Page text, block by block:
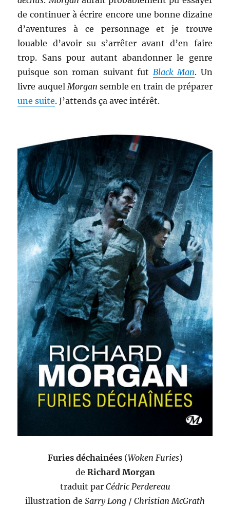
de continuer à écrire encore une bonne dizaine
d’aventures à ce personnage et je trouve
louable d’avoir su s’arrêter avant d’en faire
trop. Sans pour autant abandonner le genre
puisque son roman suivant fut Black Man. Un
livre auquelMorgan semble en train de préparer
une suite. J’attends ça avec intérêt.
Furies déchainées(Woken Furies)
de Richard Morgan
traduit par Cédric Perdereau
illustration de Sarry Long / Christian McGrath